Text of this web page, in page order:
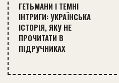
ГЕТЬМАНИ І ТЕМНІ
ІНТРИГИ: УКРАЇНСЬКА
ІСТОРІЯ, ЯКУ НЕ
ПРОЧИТАТИ В
ПІДРУЧНИКАХ